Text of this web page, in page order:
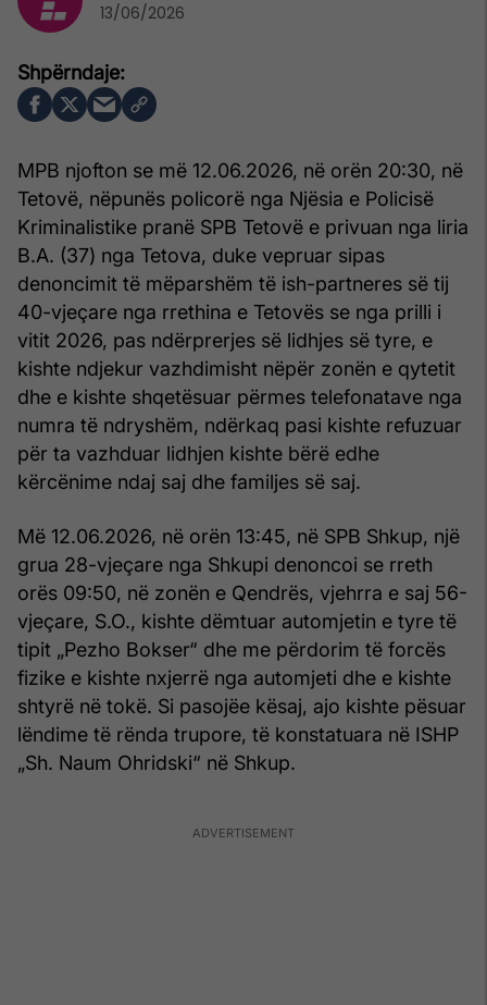
MPB njofton se më 12.06.2026, në orën 20:30, në
Tetovë, nëpunës policorë nga Njësia e Policisë
Kriminalistike pranë SPB Tetovë e privuan nga liria
B.A. (37) nga Tetova, duke vepruar sipas
denoncimit të mëparshëm të ish-partneres së tij
40-vjeçare nga rrethina e Tetovës se nga prilli i
vitit 2026, pas ndërprerjes së lidhjes së tyre, e
kishte ndjekur vazhdimisht nëpër zonën e qytetit
dhe e kishte shqetësuar përmes telefonatave nga
numra të ndryshëm, ndërkaq pasi kishte refuzuar
për ta vazhduar lidhjen kishte bërë edhe
kërcënime ndaj saj dhe familjes së saj.
Më 12.06.2026, në orën 13:45, në SPB Shkup, një
grua 28-vjeçare nga Shkupi denoncoi se rreth
orës 09:50, në zonën e Qendrës, vjehrra e saj 56-
vjeçare, S.O., kishte dëmtuar automjetin e tyre të
tipit „Pezho Bokser“ dhe me përdorim të forcës
fizike e kishte nxjerrë nga automjeti dhe e kishte
shtyrë në tokë. Si pasojëe kësaj, ajo kishte pësuar
lëndime të rënda trupore, të konstatuara në ISHP
„Sh. Naum Ohridski“ në Shkup.
13/06/2026